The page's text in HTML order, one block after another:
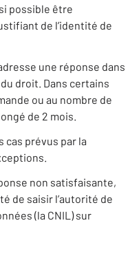
possible être
de l’identité de
une réponse dans
du droit. Dans certains
ou au nombre de
de 2 mois.
cas prévus par la
non satisfaisante,
de saisir l’autorité de
(la CNIL) sur